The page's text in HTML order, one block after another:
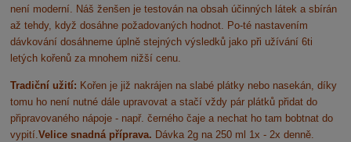
není moderní. Náš ženšen je testován na obsah účinných látek a sbírán
až tehdy, když dosáhne požadovaných hodnot. Po-té nastavením
dávkování dosáhneme úplně stejných výsledků jako při užívání 6ti
letých kořenů za mnohem nižší cenu.
Tradiční užití: Kořen je již nakrájen na slabé plátky nebo nasekán, díky
tomu ho není nutné dále upravovat a stačí vždy pár plátků přidat do
připravovaného nápoje - např. černého čaje a nechat ho tam bobtnat do
vypití.Velice snadná příprava. Dávka 2g na 250 ml 1x - 2x denně.